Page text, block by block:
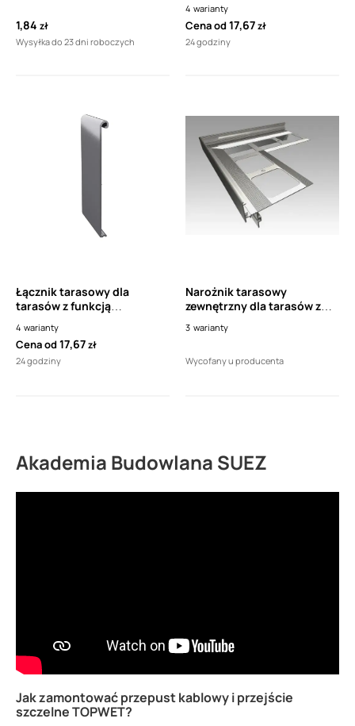
1,84 zł
Wysyłka do 23 dni roboczych
sztuka)
4 warianty
Cena od17,67zł
24 godziny
Łącznik tarasowy dla
tarasów z funkcją
sztuka)
4 warianty
Cena od17,67zł
24 godziny
Narożnik tarasowy
zewnętrzny dla tarasów z
RENOPLAST Nz 60/90 (1
3 warianty
Wycofany u producenta
Akademia Budowlana SUEZ
Jak zamontować przepust kablowy i przejście
szczelne TOPWET?